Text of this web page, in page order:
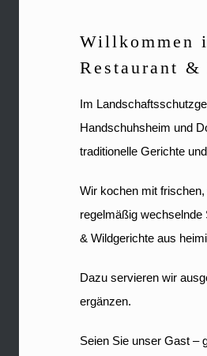
Willkommen
Restaurant &
Im
Handschuhsheim und
traditionelle Gerichte
Wir kochen mit
regelmäßig
& Wildgerichte aus
Dazu servieren wir
ergänzen.
Seien Sie unser Gast –